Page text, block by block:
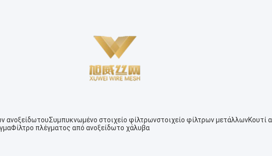
ανοξείδωτουΣυμπυκνωμένο στοιχείο φίλτρωνστοιχείο φίλτρων μετάλλωνΚουτί
Φίλτρο πλέγματος από ανοξείδωτο χάλυβα